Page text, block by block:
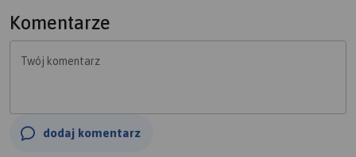
Komentarze
Twój komentarz
dodaj komentarz